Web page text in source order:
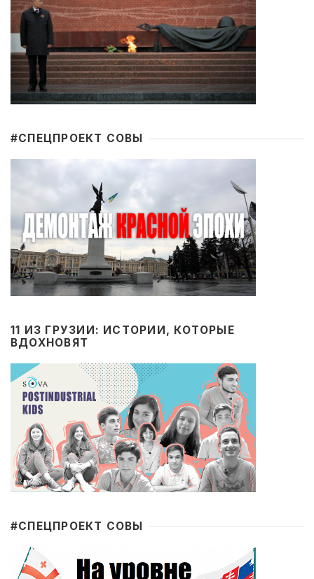
#CПЕЦПРОЕКТ СОВЫ
11 ИЗ ГРУЗИИ: ИСТОРИИ, КОТОРЫЕ
ВДОХНОВЯТ
#CПЕЦПРОЕКТ СОВЫ